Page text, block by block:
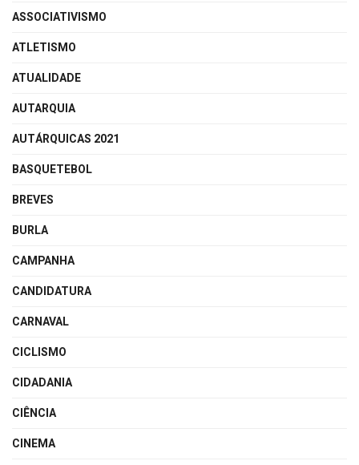
ASSOCIATIVISMO
ATLETISMO
ATUALIDADE
AUTARQUIA
AUTÁRQUICAS 2021
BASQUETEBOL
BREVES
BURLA
CAMPANHA
CANDIDATURA
CARNAVAL
CICLISMO
CIDADANIA
CIÊNCIA
CINEMA